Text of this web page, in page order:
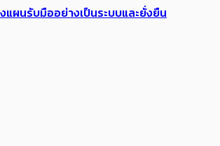
ผนรับมืออย่างเป็นระบบและยั่งยืน